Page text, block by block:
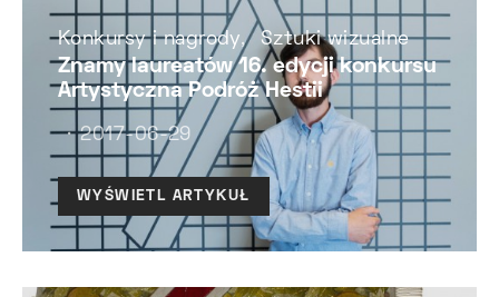
Konkursy i nagrody Sztuki wizualne
Znamy laureatów 16. edycji konkursu
Artystyczna Podróż Hestii
2017-06-29
WYŚWIETL ARTYKUŁ